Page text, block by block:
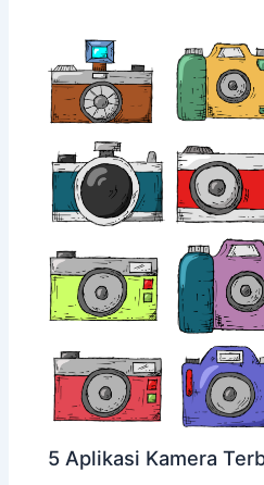
5 Aplikasi Kamera